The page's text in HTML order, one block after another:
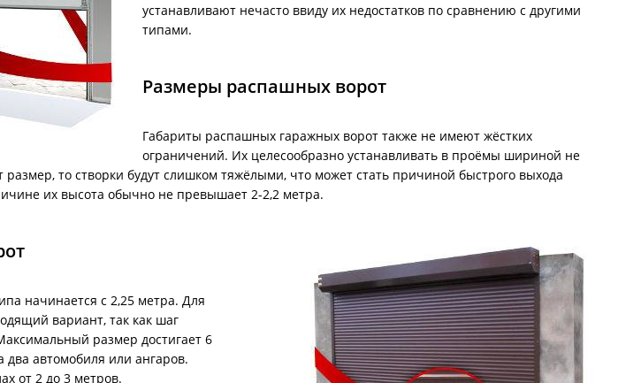
устанавливают нечасто ввиду их недостатков по сравнению с другими
типами.
Размеры распашных ворот
Габариты распашных гаражных ворот также не имеют жёстких
ограничений. Их целесообразно устанавливать в проёмы шириной не
размер, то створки будут слишком тяжёлыми, что может стать причиной быстрого выхода
их высота обычно не превышает 2-2,2 метра.
начинается с 2,25 метра. Для
вариант, так как шаг
размер достигает 6
два автомобиля или ангаров.
от 2 до 3 метров.